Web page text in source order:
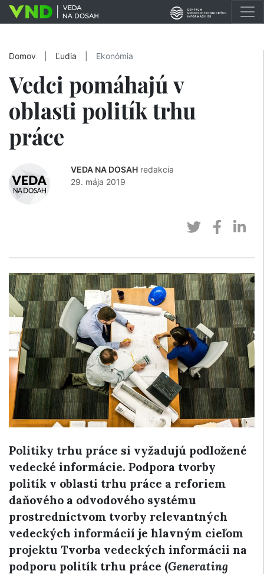
Domov Ľudia Ekonómia
Vedci pomáhajú v
oblasti politík trhu
práce
VEDA NA DOSAH redakcia
29. mája 2019
Politiky trhu práce si vyžadujú podložené
vedecké informácie. Podpora tvorby
politík v oblasti trhu práce a reforiem
daňového a odvodového systému
prostredníctvom tvorby relevantných
vedeckých informácií je hlavným cieľom
projektu Tvorba vedeckých informácii na
podporu politík trhu práce (Generating